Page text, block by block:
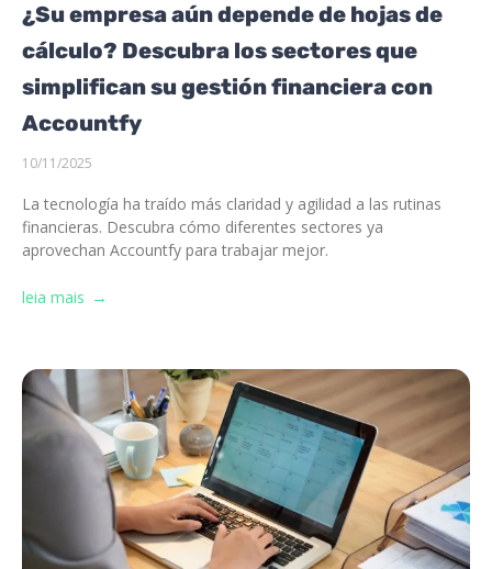
¿Su empresa aún depende de hojas de
cálculo? Descubra los sectores que
simplifican su gestión financiera con
Accountfy
10/11/2025
La tecnología ha traído más claridad y agilidad a las rutinas
financieras. Descubra cómo diferentes sectores ya
aprovechan Accountfy para trabajar mejor.
leia mais